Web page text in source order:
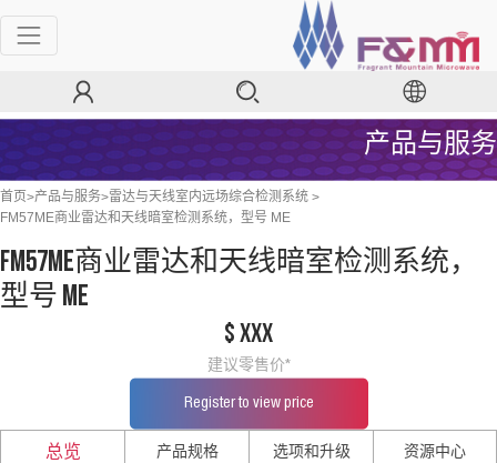
产品与服务
首页>产品与服务>雷达与天线室内远场综合检测系统 >
FM57ME商业雷达和天线暗室检测系统，型号 ME
FM57ME商业雷达和天线暗室检测系统，
型号 ME
$ xxx
建议零售价*
Register to view price
总览 产品规格 选项和升级 资源中心